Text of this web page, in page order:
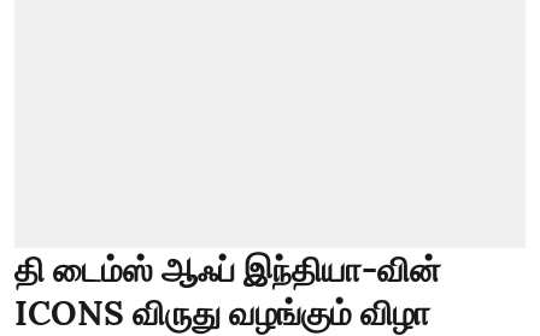
தி டைம்ஸ் ஆஃப் இந்தியா-வின்
ICONS விருது வழங்கும் விழா